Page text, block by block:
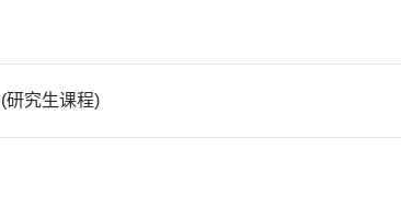
研究生课程)